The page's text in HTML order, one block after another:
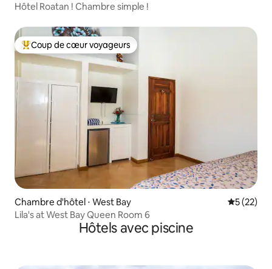
Hôtel Roatan ! Chambre simple !
Coups de cœur voyageurs les plus appréciés
Coup de cœur voyageurs
Chambre d'hôtel ⋅ West Bay
5 (22)
Lila's at West Bay Queen Room 6
Hôtels avec piscine